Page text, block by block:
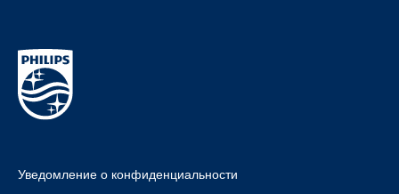
Уведомление о конфиденциальности